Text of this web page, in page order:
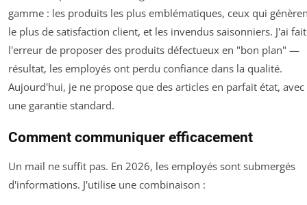
gamme : les produits les plus emblématiques, ceux qui
le plus de satisfaction client, et les invendus saisonniers. J'ai fait
l'erreur de proposer des produits défectueux en "bon plan" —
résultat, les employés ont perdu confiance dans la qualité.
Aujourd'hui, je ne propose que des articles en parfait état, avec
une garantie standard.
Comment communiquer efficacement
Un mail ne suffit pas. En 2026, les employés sont submergés
d'informations. J'utilise une combinaison :